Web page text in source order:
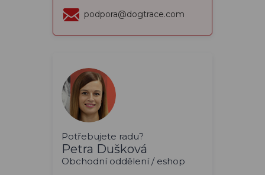
podpora@dogtrace.com
Potřebujete radu?
Petra Dušková
Obchodní oddělení / eshop